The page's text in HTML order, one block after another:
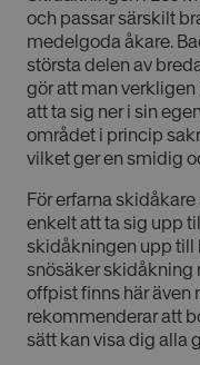
och passar särskilt
medelgoda åkare.
största delen av
gör att man verkligen
att ta sig ner i sin
området i princip
vilket ger en smidig
För erfarna
enkelt att ta sig upp
skidåkningen upp till
snösäker skidåkning
offpist finns här även
rekommenderar att
sätt kan visa dig alla